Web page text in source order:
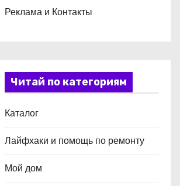
Реклама и Контакты
Читай по категориям
Каталог
Лайфхаки и помощь по ремонту
Мой дом